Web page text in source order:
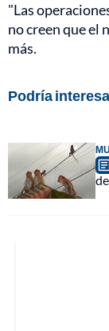
"Las
no creen que el
más.
Podría